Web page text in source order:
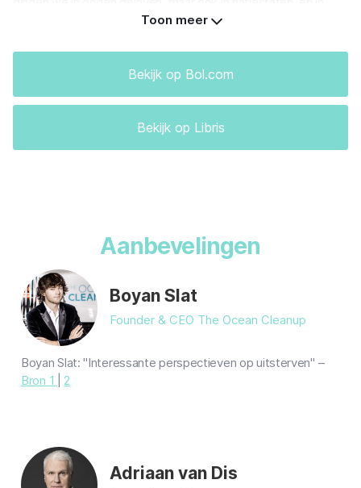
Bekijk op Bol.com
Bekijk op Libris
bedrijven. Waarom vertrouwen we op geld, boeken en
In Sapiens neemt Yuval Noah Harari ons mee op een
Wie zijn we? Waar komen we vandaan? En hoe zijn we
geworden wie we nu zijn? In zijn aanstekelijke relaas laat
veranderde hij zichzelf in de absolute heerser van de
planeet en de grootste nachtmerrie van het ecosysteem.'
Geschiedenis
Toon meer
Aanbevelingen
Boyan Slat
Founder & CEO The Ocean Cleanup
Boyan Slat: "Interessante perspectieven op uitsterven" –
Bron 1
|2
Adriaan van Dis